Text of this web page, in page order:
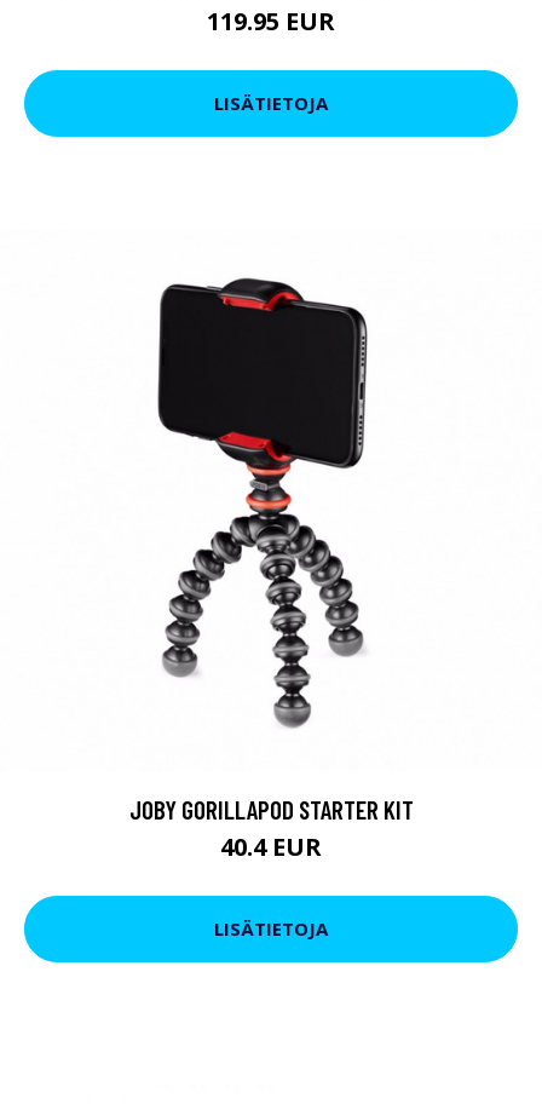
119.95 EUR
LISÄTIETOJA
JOBY GORILLAPOD STARTER KIT
40.4 EUR
LISÄTIETOJA